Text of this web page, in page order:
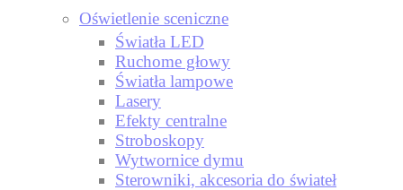
Oświetlenie sceniczne
Światła LED
Ruchome głowy
Światła lampowe
Lasery
Efekty centralne
Stroboskopy
Wytwornice dymu
Sterowniki, akcesoria do świateł